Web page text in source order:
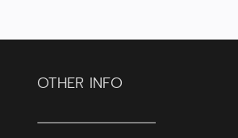
OTHER INFO